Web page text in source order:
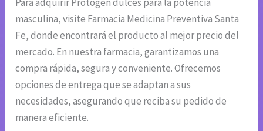
masculina, visite Farmacia Medicina Preventiva Santa
Fe, donde encontrará el producto al mejor precio del
mercado. En nuestra farmacia, garantizamos una
compra rápida, segura y conveniente. Ofrecemos
opciones de entrega que se adaptan a sus
necesidades, asegurando que reciba su pedido de
manera eficiente.